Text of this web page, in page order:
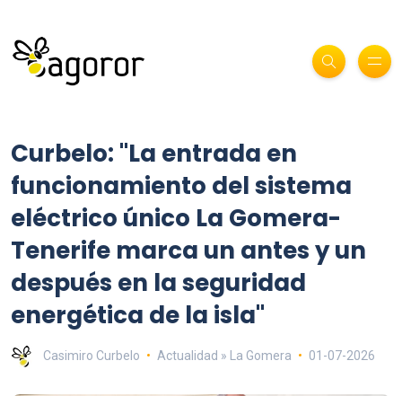
Curbelo: "La entrada en
funcionamiento del sistema
eléctrico único La Gomera-
Tenerife marca un antes y un
después en la seguridad
energética de la isla"
Casimiro Curbelo Actualidad » La Gomera 01-07-2026